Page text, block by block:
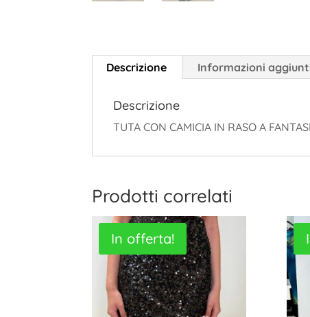
Descrizione Informazioni
Descrizione
TUTA CON CAMICIA IN RASO A
Prodotti correlati
In offerta!